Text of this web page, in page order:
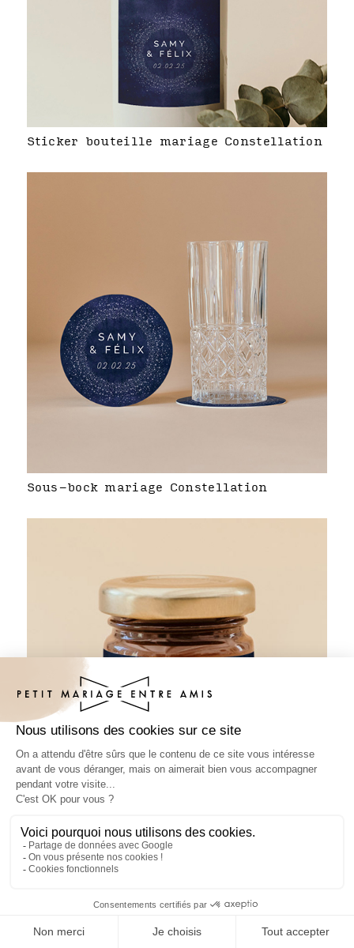
Sticker bouteille mariage Constellation
Sous-bock mariage Constellation
Pâte à tartiner mariage Constellation